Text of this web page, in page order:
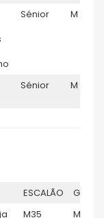
Sénior M
Sénior M
ESCALÃO
M35 M